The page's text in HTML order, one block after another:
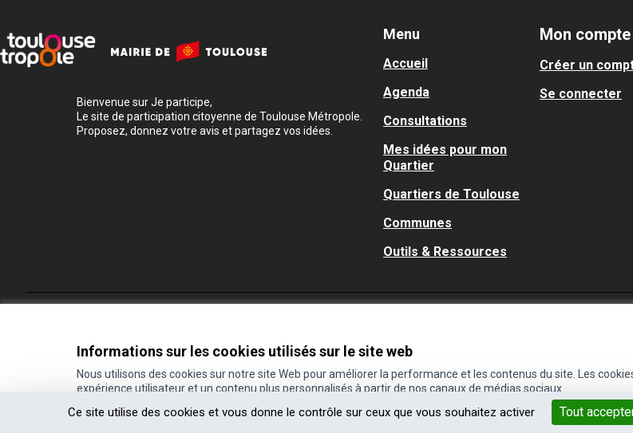
Ce site utilise des cookies et vous donne le contrôle sur ceux que vous souhaitez activer Tout
Informations sur les cookies utilisés sur le site web
Nous utilisons des cookies sur notre site Web pour améliorer la performance et les contenus du site. Les
expérience utilisateur et un contenu plus personnalisés à partir de nos canaux de médias sociaux.
Bienvenue sur Je participe,
Le site de participation citoyenne de Toulouse Métropole.
Proposez, donnez votre avis et partagez vos idées.
Menu
Accueil
Agenda
Consultations
Mes idées pour mon
Quartier
Quartiers de Toulouse
Communes
Outils & Ressources
Mon compte
Créer un
Se connecter
(Lien externe)
Site réalisé grâce aulogiciel libre Decidim
(Lien externe)
.